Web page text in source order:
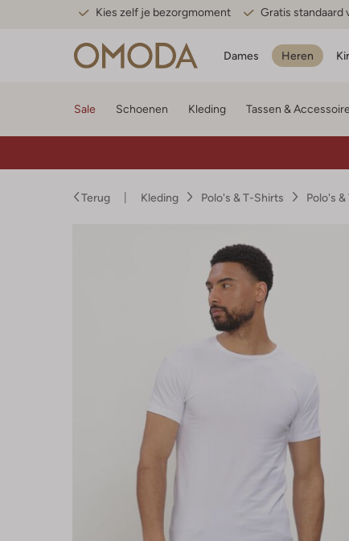
Kies zelf je bezorgmoment Gratis standaard
Dames Heren
Sale Schoenen Kleding Tassen &
Terug Kleding Polo's & T-Shirts Polo's